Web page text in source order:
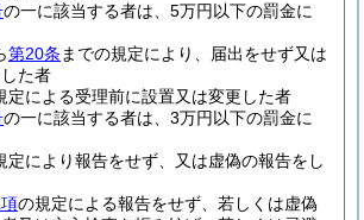
の一に該当する者は、5万円以下の罰金に
第20条 までの規定により、届出をせず又は
た者
定による受理前に設置又は変更した者
の一に該当する者は、3万円以下の罰金に
定により報告をせず、又は虚偽の報告をし
の規定による報告をせず、若しくは虚偽